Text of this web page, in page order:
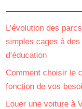
L’évolution des
simples cages à
d’éducation
Comment choisir le
fonction de vos
Louer une voiture à